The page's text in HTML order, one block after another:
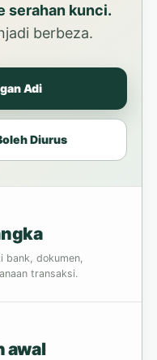
serahan kunci.
berbeza.
Adi
Diurus
bank, dokumen,
transaksi.
awal